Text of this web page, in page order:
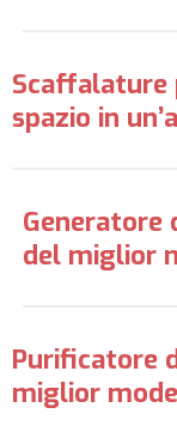
Scaffalature
spazio in
Generatore
del miglior
Purificatore
miglior